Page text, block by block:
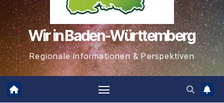
Wir in Baden-Württemberg
Regionale Informationen & Perspektiven